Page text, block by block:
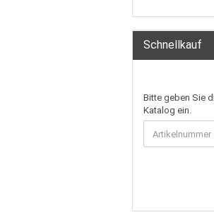
Schnellkauf
Bitte geben Sie
Katalog ein.